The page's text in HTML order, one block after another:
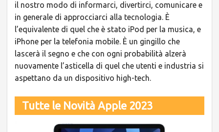
il nostro modo di informarci, divertirci, comunicare e
in generale di approcciarci alla tecnologia. È
l’equivalente di quel che è stato iPod per la musica, e
iPhone per la telefonia mobile. È un gingillo che
lascerà il segno e che con ogni probabilità alzerà
nuovamente l’asticella di quel che utenti e industria si
aspettano da un dispositivo high-tech.
Tutte le Novità Apple 2023